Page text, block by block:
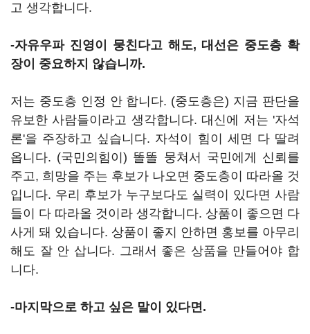
고 생각합니다.
-자유우파 진영이 뭉친다고 해도, 대선은 중도층 확
장이 중요하지 않습니까.
저는 중도층 인정 안 합니다. (중도층은) 지금 판단을
유보한 사람들이라고 생각합니다. 대신에 저는 '자석
론'을 주장하고 싶습니다. 자석이 힘이 세면 다 딸려
옵니다. (국민의힘이) 똘똘 뭉쳐서 국민에게 신뢰를
주고, 희망을 주는 후보가 나오면 중도층이 따라올 것
입니다. 우리 후보가 누구보다도 실력이 있다면 사람
들이 다 따라올 것이라 생각합니다. 상품이 좋으면 다
사게 돼 있습니다. 상품이 좋지 안하면 홍보를 아무리
해도 잘 안 삽니다. 그래서 좋은 상품을 만들어야 합
니다.
-마지막으로 하고 싶은 말이 있다면.